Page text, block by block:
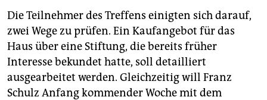
Die Teilnehmer des Treffens einigten sich darauf,
zwei Wege zu prüfen. Ein Kaufangebot für das
Haus über eine Stiftung, die bereits früher
Interesse bekundet hatte, soll detailliert
ausgearbeitet werden. Gleichzeitig will Franz
Schulz Anfang kommender Woche mit dem